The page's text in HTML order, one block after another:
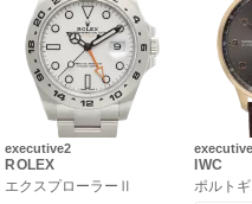
executive2
ROLEX
エクスプローラーⅡ
IWC
ポルト